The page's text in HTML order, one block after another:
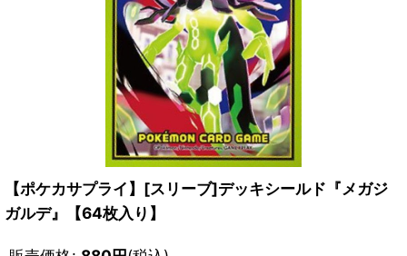
【ポケカサプライ】[スリーブ]デッキシールド『メガジ
ガルデ』【64枚入り】